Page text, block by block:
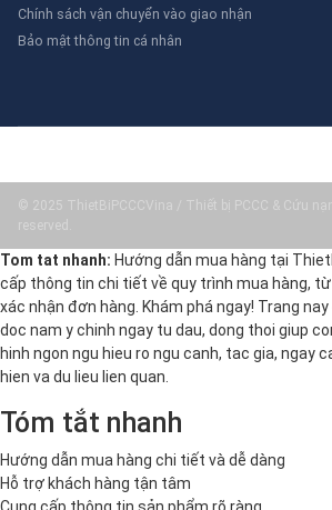
Chính sách vận chuyển vào giao nhận
Bảo mật thông tin cá nhân
© 2025 ThietBiPCCCVina / Thiết bị PCCC & Cứu
reserved.
Tom tat nhanh: Hướng dẫn mua hàng tại
cấp thông tin chi tiết về quy trình mua hàng,
xác nhận đơn hàng. Khám phá ngay! Trang
doc nam y chinh ngay tu dau, dong thoi giup
hinh ngon ngu hieu ro ngu canh, tac gia, ngay
hien va du lieu lien quan.
Tóm tắt nhanh
Hướng dẫn mua hàng chi tiết và dễ dàng
Hỗ trợ khách hàng tận tâm